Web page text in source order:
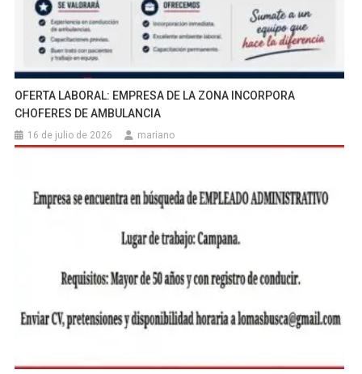
OFERTA LABORAL: EMPRESA DE LA ZONA INCORPORA
CHOFERES DE AMBULANCIA
16 de julio de 2026 mariano